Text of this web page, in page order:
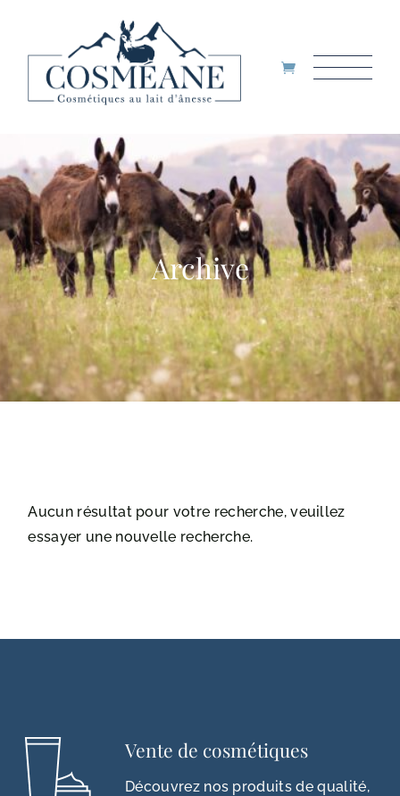
Archive
Aucun résultat pour votre recherche, veuillez
essayer une nouvelle recherche.
Vente de cosmétiques
Découvrez nos produits de qualité,